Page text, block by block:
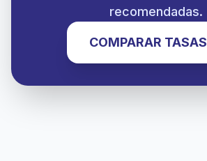
recomendadas.
COMPARAR TASAS